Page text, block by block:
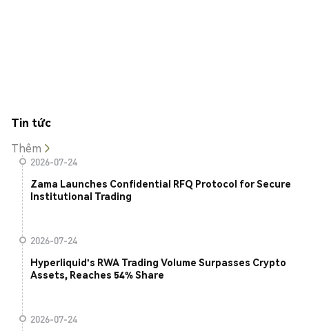
Tin tức
Thêm
2026-07-24
Zama Launches Confidential RFQ Protocol for Secure
Institutional Trading
2026-07-24
Hyperliquid's RWA Trading Volume Surpasses Crypto
Assets, Reaches 54% Share
2026-07-24